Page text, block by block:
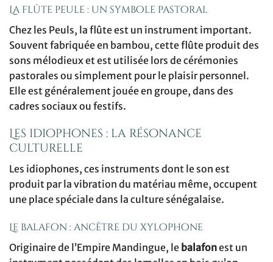
La flûte peule : un symbole pastoral
Chez les Peuls, la flûte est un instrument important.
Souvent fabriquée en bambou, cette flûte produit des
sons mélodieux et est utilisée lors de cérémonies
pastorales ou simplement pour le plaisir personnel.
Elle est généralement jouée en groupe, dans des
cadres sociaux ou festifs.
Les idiophones : la résonance
culturelle
Les idiophones, ces instruments dont le son est
produit par la vibration du matériau même, occupent
une place spéciale dans la culture sénégalaise.
Le balafon : ancêtre du xylophone
Originaire de l’Empire Mandingue, le balafonest un